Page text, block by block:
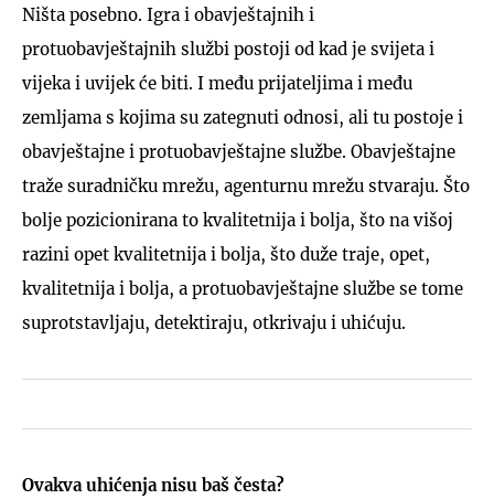
Ništa posebno. Igra i obavještajnih i
protuobavještajnih službi postoji od kad je svijeta i
vijeka i uvijek će biti. I među prijateljima i među
zemljama s kojima su zategnuti odnosi, ali tu postoje i
obavještajne i protuobavještajne službe. Obavještajne
traže suradničku mrežu, agenturnu mrežu stvaraju. Što
bolje pozicionirana to kvalitetnija i bolja, što na višoj
razini opet kvalitetnija i bolja, što duže traje, opet,
kvalitetnija i bolja, a protuobavještajne službe se tome
suprotstavljaju, detektiraju, otkrivaju i uhićuju.
Ovakva uhićenja nisu baš česta?